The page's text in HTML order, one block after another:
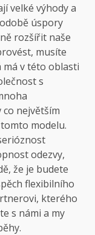
velké výhody a
úspory
rozšířit naše
musíte
v této oblasti
s
největším
modelu.
odezvy,
že je budete
flexibilního
kterého
s námi a my